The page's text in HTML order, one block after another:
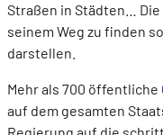
Straßen in Städten…
seinem Weg zu finden
darstellen.
Mehr als 700 öffentliche
auf dem gesamten